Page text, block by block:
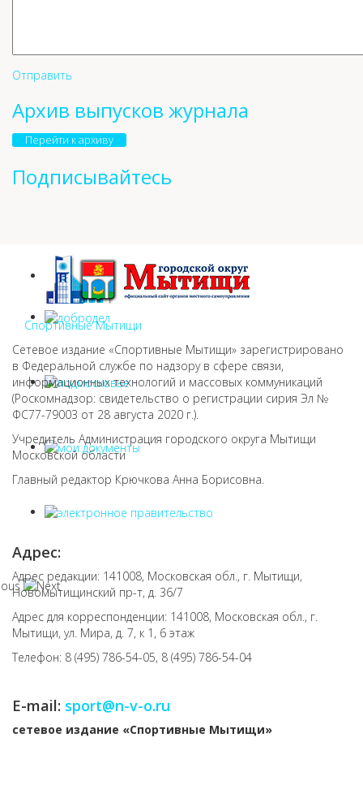
Отправить
Архив выпусков журнала
Перейти к архиву
Подписывайтесь
Спортивные Мытищи
Сетевое издание «Спортивные Мытищи» зарегистрировано
в Федеральной службе по надзору в сфере связи,
информационных технологий и массовых коммуникаций
(Роскомнадзор: свидетельство о регистрации сирия Эл №
ФС77-79003 от 28 августа 2020 г.).
Учредитель Администрация городского округа Мытищи
Московской области
Главный редактор Крючкова Анна Борисовна.
Адрес:
Адрес редакции: 141008, Московская обл., г. Мытищи,
Новомытищинский пр-т, д. 36/7
Адрес для корреспонденции: 141008, Московская обл., г.
Мытищи, ул. Мира, д. 7, к 1, 6 этаж
Телефон: 8 (495) 786-54-05, 8 (495) 786-54-04
E-mail: sport@n-v-o.ru
cетевое издание «Спортивные Мытищи»